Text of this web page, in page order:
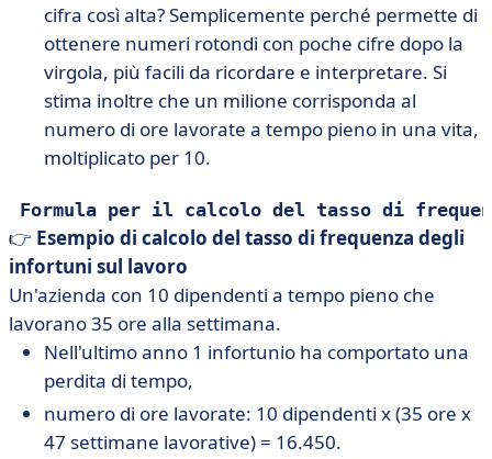
cifra così alta? Semplicemente perché permette di
ottenere numeri rotondi con poche cifre dopo la
virgola, più facili da ricordare e interpretare. Si
stima inoltre che un milione corrisponda al
numero di ore lavorate a tempo pieno in una vita,
moltiplicato per 10.
Formula per il calcolo del tasso di
👉 Esempio di calcolo del tasso di frequenza degli
infortuni sul lavoro
Un'azienda con 10 dipendenti a tempo pieno che
lavorano 35 ore alla settimana.
Nell'ultimo anno 1 infortunio ha comportato una
perdita di tempo,
numero di ore lavorate: 10 dipendenti x (35 ore x
47 settimane lavorative) = 16.450.